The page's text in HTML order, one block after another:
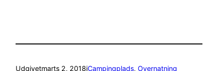
Udgivetmarts 2, 2018iCampingplads, Overnatning